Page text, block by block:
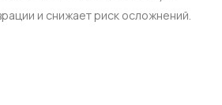
и снижает риск осложнений.